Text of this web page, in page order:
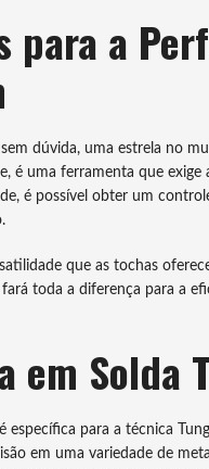
para a
sem dúvida, uma estrela no
é uma ferramenta que
é possível obter um
que as tochas
toda a diferença para a
em Solda
específica para a técnica
em uma variedade de